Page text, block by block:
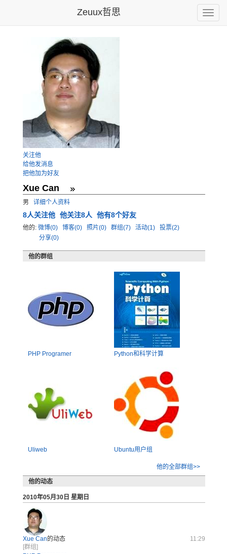
Toggle
Zeuux哲思
关注他
给他发消息
把他加为好友
Xue Can
男 详细个人资料
8人关注他 他关注8人 他有8个好友
他的: 微博(0) 博客(0) 照片(0) 群组(7) 活动(1)
投票(2)
分享(0)
他的群组
PHP Programer Python和科学计算
Uliweb Ubuntu用户组
他的全部群组>>
他的动态
2010年05月30日 星期日
Xue Can的动态
11:29
[群组]